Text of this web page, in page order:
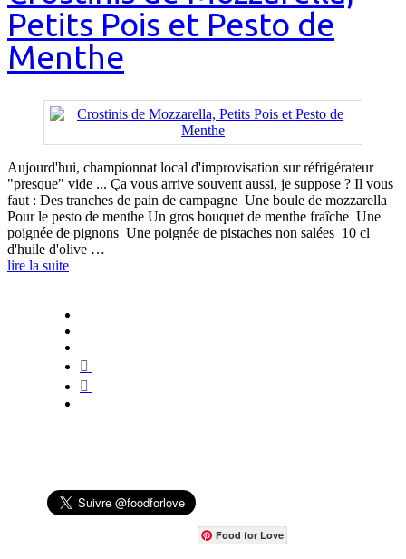
Petits Pois et Pesto de
Menthe
Aujourd'hui, championnat local d'improvisation sur réfrigérateur
"presque" vide ... Ça vous arrive souvent aussi, je suppose ? Il vous
faut : Des tranches de pain de campagne Une boule de mozzarella
Pour le pesto de menthe Un gros bouquet de menthe fraîche Une
poignée de pignons Une poignée de pistaches non salées 10 cl
d'huile d'olive …
lire la suite
Food for Love